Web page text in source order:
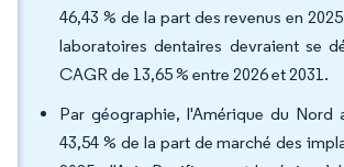
46,43 % de la part des revenus en
laboratoires dentaires devraient se
CAGR de 13,65 % entre 2026 et 2031.
Par géographie, l'Amérique du Nord
43,54 % de la part de marché des